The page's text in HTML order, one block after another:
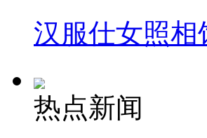
汉服仕女照相
热点新闻